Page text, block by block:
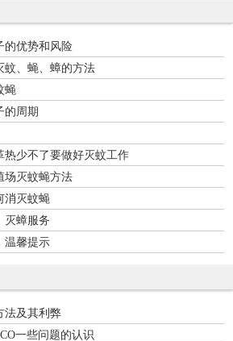
的优势和风险
蚊、蝇、蟑的方法
蝇
的周期
少不了要做好灭蚊工作
场灭蚊蝇方法
消灭蚊蝇
灭蟑服务
温馨提示
法及其利弊
一些问题的认识